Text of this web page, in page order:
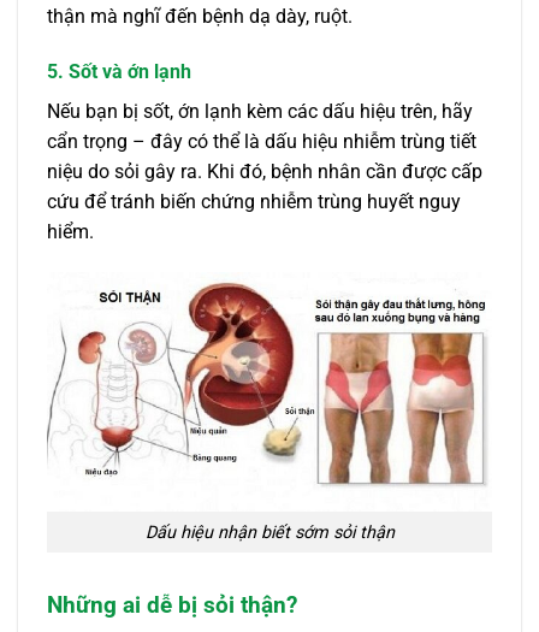
thận mà nghĩ đến bệnh dạ dày, ruột.
5. Sốt và ớn lạnh
Nếu bạn bị sốt, ớn lạnh kèm các dấu hiệu trên, hãy
cẩn trọng – đây có thể là dấu hiệu nhiễm trùng tiết
niệu do sỏi gây ra. Khi đó, bệnh nhân cần được cấp
cứu để tránh biến chứng nhiễm trùng huyết nguy
hiểm.
Dấu hiệu nhận biết sớm sỏi thận
Những ai dễ bị sỏi thận?